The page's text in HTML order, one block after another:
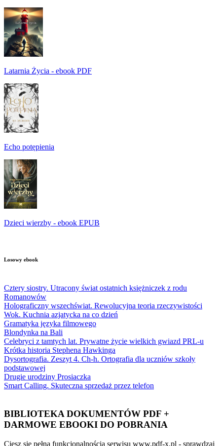
Latarnia Życia - ebook PDF
Echo potępienia
Dzieci wierzby - ebook EPUB
Losowy ebook
Cztery siostry. Utracony świat ostatnich księżniczek z rodu
Romanowów
Holograficzny wszechświat. Rewolucyjna teoria rzeczywistości
Wok. Kuchnia azjatycka na co dzień
Gramatyka języka filmowego
Blondynka na Bali
Celebryci z tamtych lat. Prywatne życie wielkich gwiazd PRL-u
Krótka historia Stephena Hawkinga
Dysortografia. Zeszyt 4. Ch-h. Ortografia dla uczniów szkoły
podstawowej
Drugie urodziny Prosiaczka
Smart Calling. Skuteczna sprzedaż przez telefon
BIBLIOTEKA DOKUMENTÓW PDF +
DARMOWE EBOOKI DO POBRANIA
Ciesz się pełną funkcjonalnością serwisu www.pdf-x.pl - sprawdzaj